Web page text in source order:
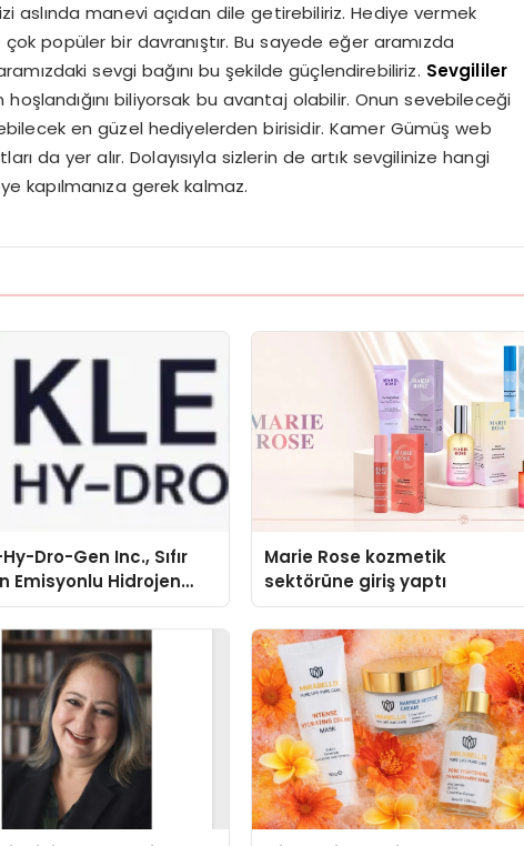
aslında manevi açıdan dile getirebiliriz. Hediye vermek
popüler bir davranıştır. Bu sayede eğer aramızda
sevgi bağını bu şekilde güçlendirebiliriz. Sevgililer
biliyorsak bu avantaj olabilir. Onun sevebileceği
en güzel hediyelerden birisidir. Kamer Gümüş web
da yer alır. Dolayısıyla sizlerin de artık sevgilinize hangi
kapılmanıza gerek kalmaz.
Dro-Gen Inc., Sıfır
Emisyonlu Hidrojen
Teknolojisinde ISO ve
Onaylarını
Marie Rose kozmetik
sektörüne giriş yaptı